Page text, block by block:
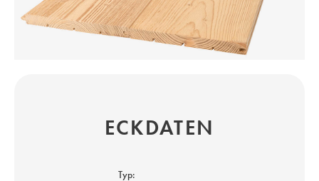
ECKDATEN
Typ: